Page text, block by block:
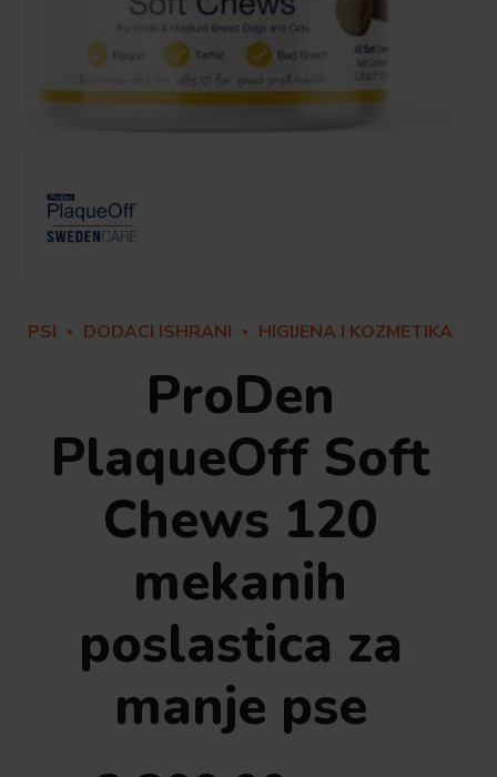
PSI DODACI ISHRANI HIGIJENA I KOZMETIKA
ProDen
PlaqueOff Soft
Chews 120
mekanih
poslastica za
manje pse